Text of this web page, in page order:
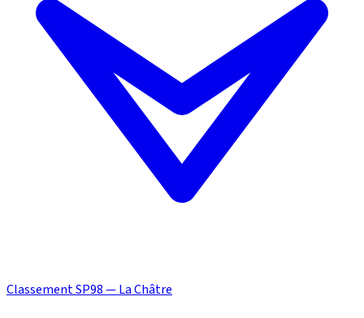
Classement SP98 — La Châtre